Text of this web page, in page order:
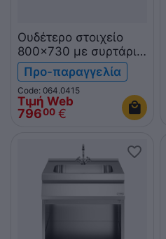
Ουδέτερο στοιχείο
800x730 με συρτάρι
επιτραπ. R70/80PLC/T
ROC700
Προ-παραγγελία
Code: 064.0415
Τιμή Web
79600 €